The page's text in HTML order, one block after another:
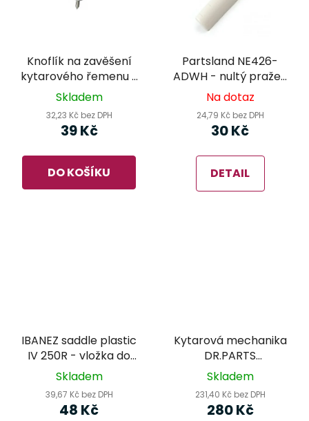
Knoflík na zavěšení
kytarového řemenu -
Dunlop 7100 Strap
Skladem
32,23 Kč bez DPH
39 Kč
DO KOŠÍKU
Partsland NE426-
ADWH - nultý pražec
na kytaru
Na dotaz
24,79 Kč bez DPH
30 Kč
DETAIL
IBANEZ saddle plastic
IV 250R - vložka do
kobylky
Skladem
39,67 Kč bez DPH
48 Kč
Kytarová mechanika
DR.PARTS
AMH3003/CR
Skladem
231,40 Kč bez DPH
280 Kč